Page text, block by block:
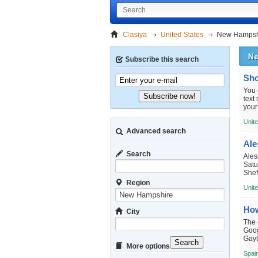
Clasiya United States New
You
text
The
Subscribe this search
Subscribe now!
Advanced search
Search
Region
City
More options Search